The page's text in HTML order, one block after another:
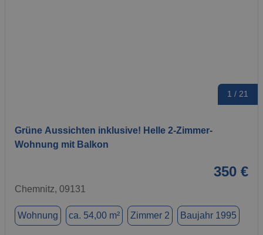
1 / 21
Grüne Aussichten inklusive! Helle 2-Zimmer-
Wohnung mit Balkon
350 €
Chemnitz, 09131
Wohnung ca. 54,00 m² Zimmer 2 Baujahr 1995